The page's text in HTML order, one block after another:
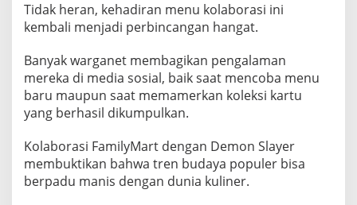
Tidak heran, kehadiran menu kolaborasi ini
kembali menjadi perbincangan hangat.
Banyak warganet membagikan pengalaman
mereka di media sosial, baik saat mencoba menu
baru maupun saat memamerkan koleksi kartu
yang berhasil dikumpulkan.
Kolaborasi FamilyMart dengan Demon Slayer
membuktikan bahwa tren budaya populer bisa
berpadu manis dengan dunia kuliner.